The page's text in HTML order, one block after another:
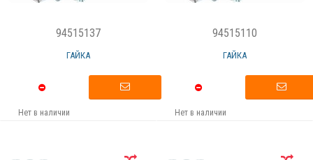
94515137
ГАЙКА
Нет в наличии
94515110
ГАЙКА
Нет в наличии